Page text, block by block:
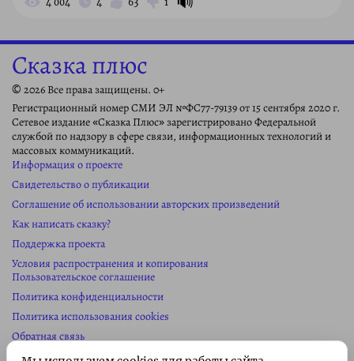
4 004 4 63 1
Сказка плюс
© 2026 Все права защищены. 0+
Регистрационный номер СМИ ЭЛ №ФС77-79139 от 15 сентября 2020 г.
Сетевое издание «Сказка Плюс» зарегистрировано Федеральной
службой по надзору в сфере связи, информационных технологий и
массовых коммуникаций.
Информация о проекте
Свидетельство о публикации
Соглашение об использовании авторских произведений
Как написать сказку?
Поддержка проекта
Условия распространения и копирования
Пользовательское соглашение
Политика конфиденциальности
Политика использования cookies
Обратная связь
Колонка редактора